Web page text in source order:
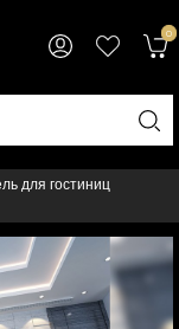
0
для гостиниц